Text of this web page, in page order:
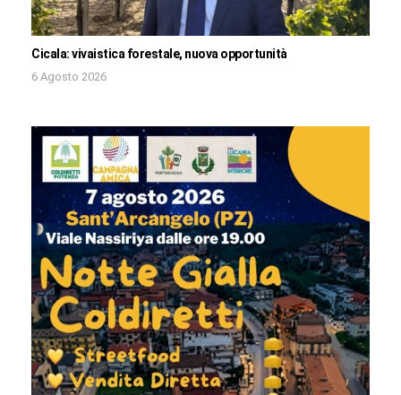
Cicala: vivaistica forestale, nuova opportunità
6 Agosto 2026